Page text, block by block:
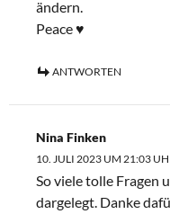
ändern.
Peace ♥️
ANTWORTEN
Nina Finken
10. JULI 2023 UM 21:03
So viele tolle Fragen
dargelegt. Danke